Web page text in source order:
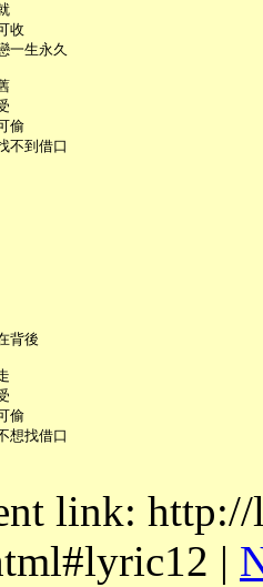
收
一生永久
偷
不到借口
背後
偷
想找借口
link:
|